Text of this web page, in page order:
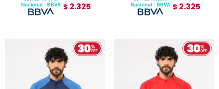
$ 2.325 $ 2.325